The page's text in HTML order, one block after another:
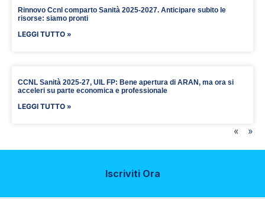
Rinnovo Ccnl comparto Sanità 2025-2027. Anticipare subito le
risorse: siamo pronti
LEGGI TUTTO »
CCNL Sanità 2025-27, UIL FP: Bene apertura di ARAN, ma ora si
acceleri su parte economica e professionale
LEGGI TUTTO »
« »
Iscriviti Ora